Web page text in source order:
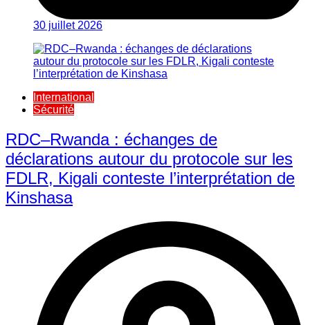
30 juillet 2026
International
Sécurité
RDC–Rwanda : échanges de
déclarations autour du protocole sur les
FDLR, Kigali conteste l’interprétation de
Kinshasa